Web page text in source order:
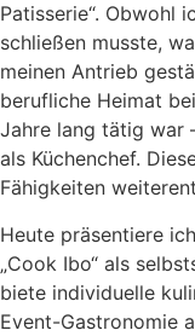
Patisserie“. Obwohl
schließen musste,
meinen Antrieb
berufliche Heimat
Jahre lang tätig war
als Küchenchef.
Fähigkeiten
Heute präsentiere
„Cook Ibo“ als
biete individuelle
Event-Gastronomie